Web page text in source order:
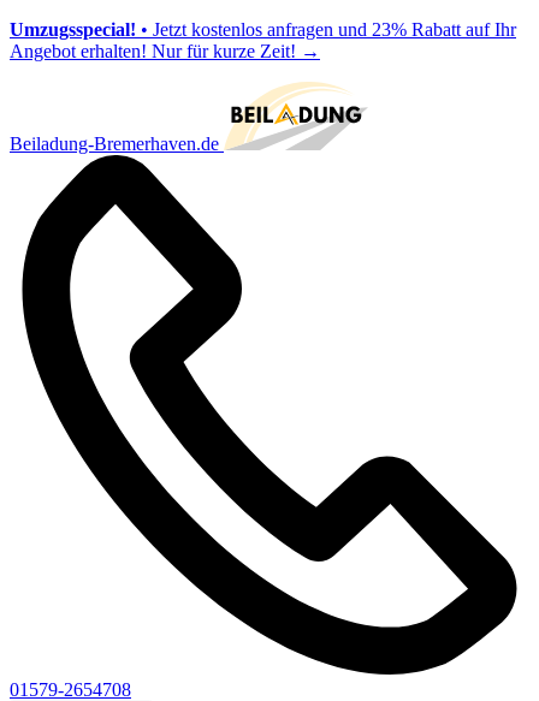
Umzugsspecial! • Jetzt kostenlos anfragen und 23% Rabatt auf Ihr
Angebot erhalten! Nur für kurze Zeit! →
Beiladung-Bremerhaven.de
01579-2654708